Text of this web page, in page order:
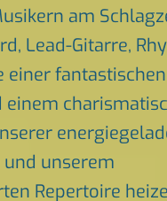
am
Lead-Gitarre,
einer fantastischen
einem
unserem
Repertoire